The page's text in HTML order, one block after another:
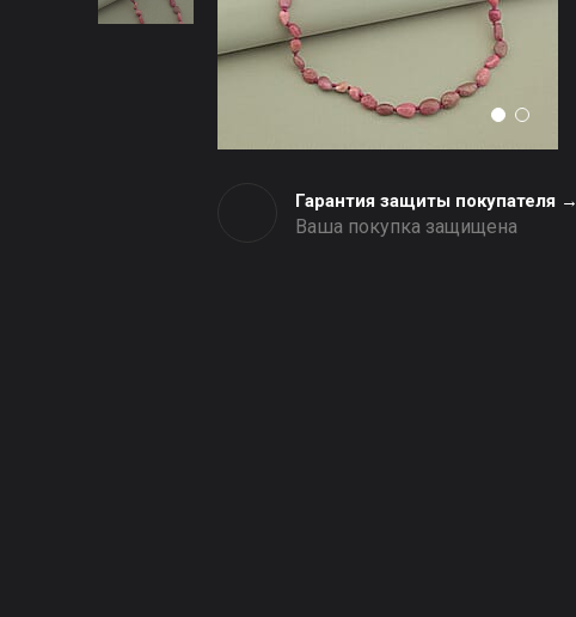
Гарантия защиты покупателя →
Ваша покупка защищена